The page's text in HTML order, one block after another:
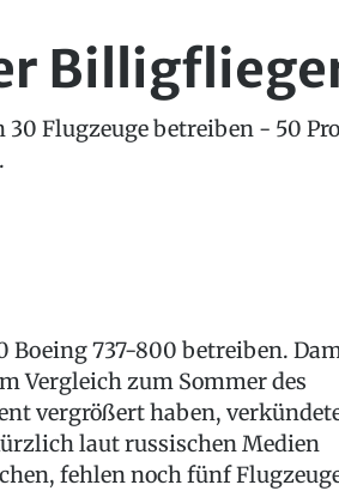
Flugzeuge betreiben - 50
Boeing 737-800 betreiben.
Vergleich zum Sommer des
vergrößert haben,
laut russischen Medien
fehlen noch fünf